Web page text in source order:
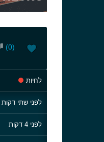
(0)
לחיות
לפני שתי דקות
לפני 4 דקות